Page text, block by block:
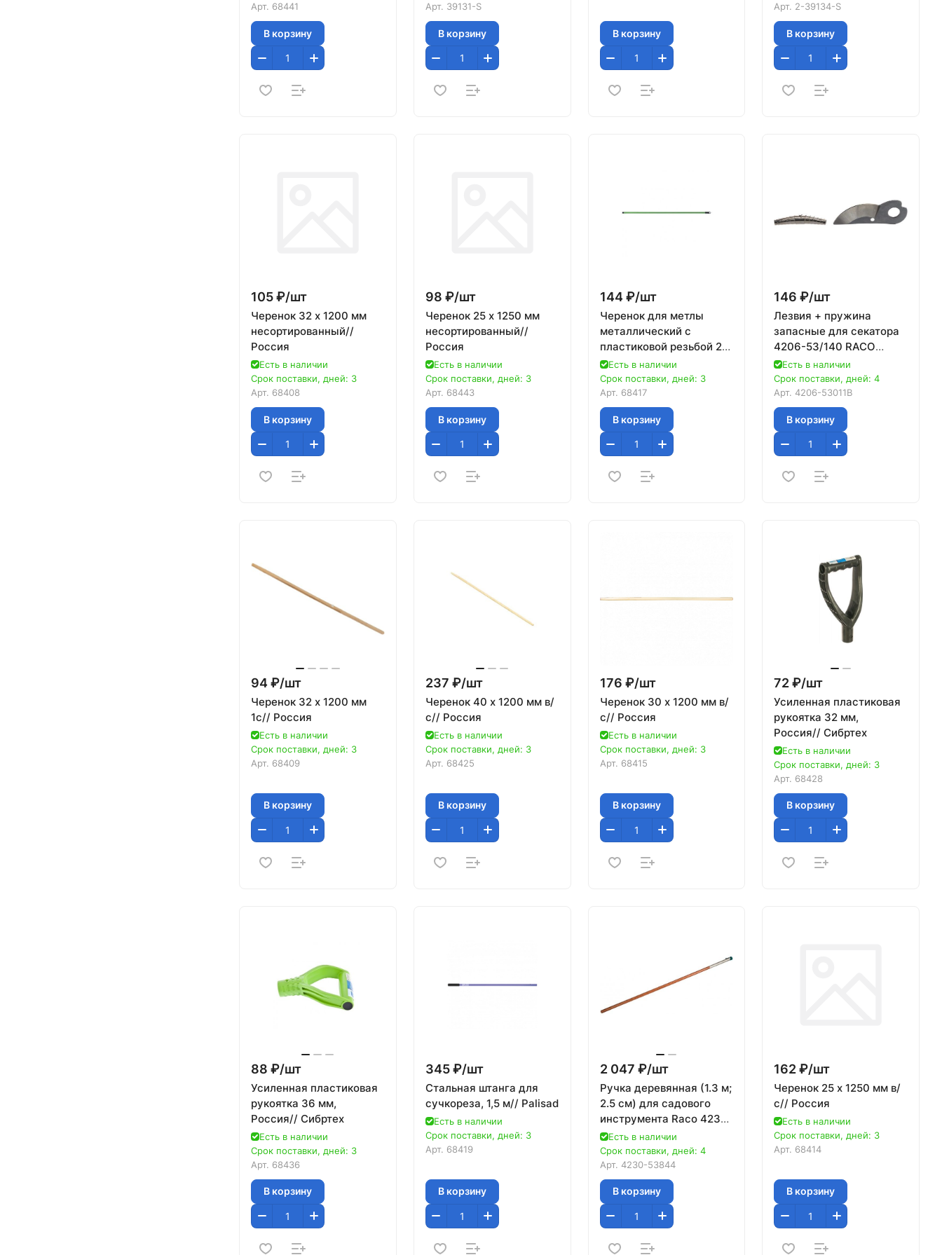
Арт. 68441
В корзину
Арт. 39131-S
В корзину В корзину
Арт. 2-39134-S
В корзину
105 ₽/шт
Черенок 32 х 1200 мм
несортированный//
Россия
Есть в наличии
Срок поставки, дней: 3
Арт. 68408
В корзину
98 ₽/шт
Черенок 25 х 1250 мм
несортированный//
Россия
Есть в наличии
Срок поставки, дней: 3
Арт. 68443
В корзину
144 ₽/шт
Черенок для метлы
металлический с
пластиковой резьбой 21
х 1200 мм// Россия
Есть в наличии
Срок поставки, дней: 3
Арт. 68417
В корзину
146 ₽/шт
Лезвия + пружина
запасные для секатора
4206-53/140 RACO
4206-53011B
Есть в наличии
Срок поставки, дней: 4
Арт.4206-53011B
В корзину
94 ₽/шт
Черенок 32 х 1200 мм
1с// Россия
Есть в наличии
Срок поставки, дней: 3
Арт. 68409
В корзину
237 ₽/шт
Черенок 40 х 1200 мм в/
с// Россия
Есть в наличии
Срок поставки, дней: 3
Арт. 68425
В корзину
176 ₽/шт
Черенок 30 х 1200 мм в/
с// Россия
Есть в наличии
Срок поставки, дней: 3
Арт. 68415
В корзину
72 ₽/шт
Усиленная пластиковая
рукоятка 32 мм,
Россия// Сибртех
Есть в наличии
Срок поставки, дней: 3
Арт. 68428
В корзину
88 ₽/шт
Усиленная пластиковая
рукоятка 36 мм,
Россия// Сибртех
Есть в наличии
Срок поставки, дней: 3
Арт. 68436
В корзину
345 ₽/шт
Стальная штанга для
сучкореза, 1,5 м// Palisad
Есть в наличии
Срок поставки, дней: 3
Арт. 68419
В корзину
2 047 ₽/шт
Ручка деревянная (1.3 м;
2.5 см) для садового
инструмента Raco 4230-
53844 (коннекторная
система)
Есть в наличии
Срок поставки, дней: 4
Арт. 4230-53844
В корзину
162 ₽/шт
Черенок 25 х 1250 мм в/
с// Россия
Есть в наличии
Срок поставки, дней: 3
Арт. 68414
В корзину